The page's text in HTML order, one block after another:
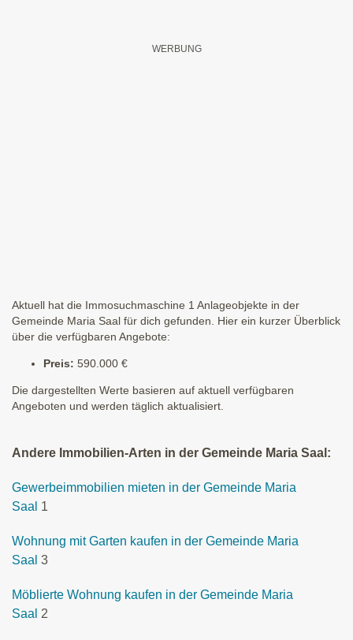
Aktuell hat die Immosuchmaschine 1 Anlageobjekte in der
Gemeinde Maria Saal für dich gefunden. Hier ein kurzer Überblick
über die verfügbaren Angebote:
Preis: 590.000 €
Die dargestellten Werte basieren auf aktuell verfügbaren
Angeboten und werden täglich aktualisiert.
Andere Immobilien-Arten in der Gemeinde Maria Saal:
Gewerbeimmobilien mieten in der Gemeinde Maria
Saal 1
Wohnung mit Garten kaufen in der Gemeinde Maria
Saal 3
Möblierte Wohnung kaufen in der Gemeinde Maria
Saal 2